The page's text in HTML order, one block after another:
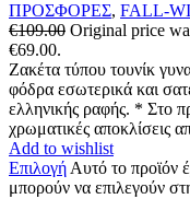
ΠΡΟΣΦΟΡΕΣ, FALL-
€109.00 Original price
€69.00.
Ζακέτα τύπου τουνίκ
φόδρα εσωτερικά και
ελληνικής ραφής. * Στο
χρωματικές αποκλίσεις
Add to wishlist
Επιλογή Αυτό το προϊόν
μπορούν να επιλεγούν